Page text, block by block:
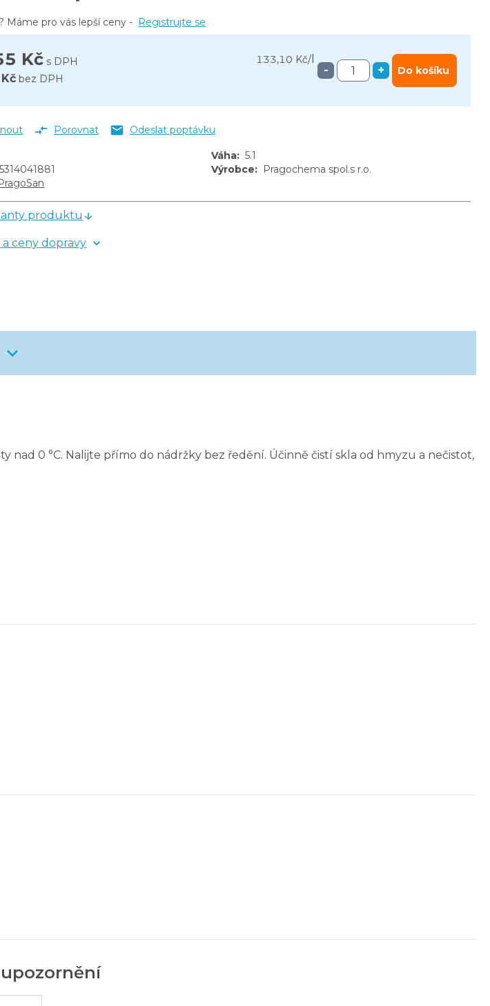
Kč s DPH 133,10 Kč/
bez DPH
- + Do košíku
Máme pro vás lepší ceny - Registrujte se
Porovnat Odeslat poptávku
Váha: 5.1
Výrobce: Pragochema spol.s r.o.
produktu
a ceny dopravy
0 °C. Nalijte přímo do nádržky bez ředění. Účinně čistí skla od hmyzu a nečistot,